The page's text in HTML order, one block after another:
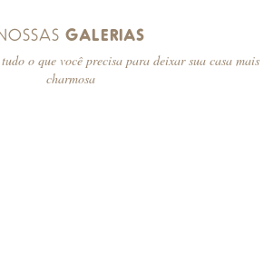
GALERIAS
o que você precisa para deixar sua casa mais
charmosa